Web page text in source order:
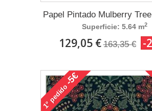
Papel Pintado Mulberry
Superficie: 5.64 m2
129,05 € 163,35 € -
1°
pedido
-5€